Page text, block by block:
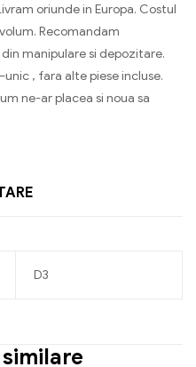
oriunde in Europa. Costul
Recomandam
manipulare si depozitare.
, fara alte piese incluse.
ne-ar placea si noua sa
D3